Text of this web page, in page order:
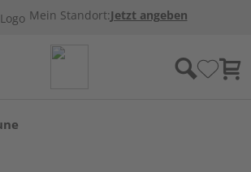
Mein Standort:Jetzt angeben